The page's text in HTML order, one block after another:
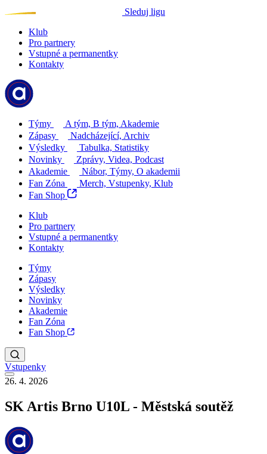
Sleduj ligu
Klub
Pro partnery
Vstupné a permanentky
Kontakty
Týmy
A tým, B tým, Akademie
Zápasy
Nadcházející, Archiv
Výsledky
Tabulka, Statistiky
Novinky
Zprávy, Videa, Podcast
Akademie
Nábor, Týmy, O akademii
Fan Zóna
Merch, Vstupenky, Klub
Fan Shop
Klub
Pro partnery
Vstupné a permanentky
Kontakty
Týmy
Zápasy
Výsledky
Novinky
Akademie
Fan Zóna
Fan Shop
Vstupenky
26. 4. 2026
SK Artis Brno U10L - Městská soutěž